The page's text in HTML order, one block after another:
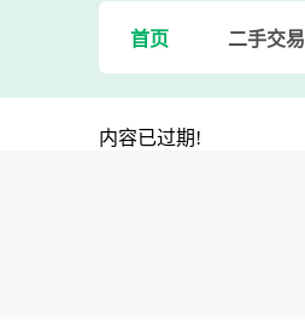
首页 二手交易
内容已过期!